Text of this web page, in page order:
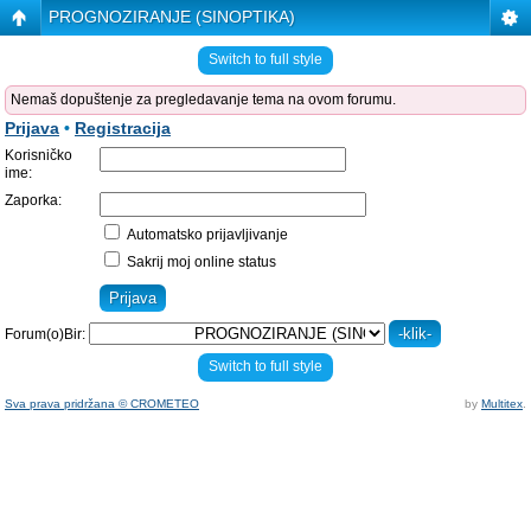
PROGNOZIRANJE (SINOPTIKA)
Switch to full style
Nemaš dopuštenje za pregledavanje tema na ovom forumu.
Prijava • Registracija
Korisničko
ime:
Zaporka:
Automatsko prijavljivanje
Sakrij moj online status
Forum(o)Bir:
Switch to full style
Sva prava pridržana © CROMETEO by Multitex